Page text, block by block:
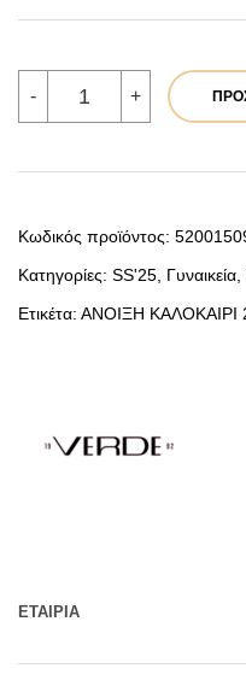
-
Γυναικείο
Αμπιγέ
Μπλε
ποσότητα
+
Κωδικός προϊόντος:
Κατηγορίες: SS'25 Γυναικεία
Ετικέτα: ΑΝΟΙΞΗ ΚΑΛΟΚΑΙΡΙ
ΕΤΑΙΡΊΑ